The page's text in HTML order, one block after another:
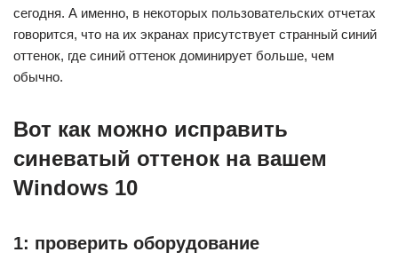
сегодня. А именно, в некоторых пользовательских отчетах
говорится, что на их экранах присутствует странный синий
оттенок, где синий оттенок доминирует больше, чем
обычно.
Вот как можно исправить
синеватый оттенок на вашем
Windows 10
1: проверить оборудование